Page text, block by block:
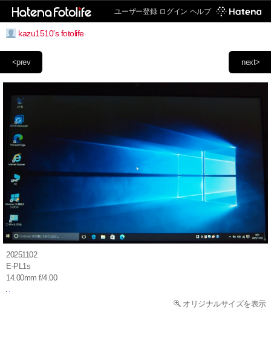
ユーザー登録 ログイン ヘルプ
kazu1510's fotolife
next>
<prev
20251102
E-PL1s
14.00mm f/4.00
オリジナルサイズを表示